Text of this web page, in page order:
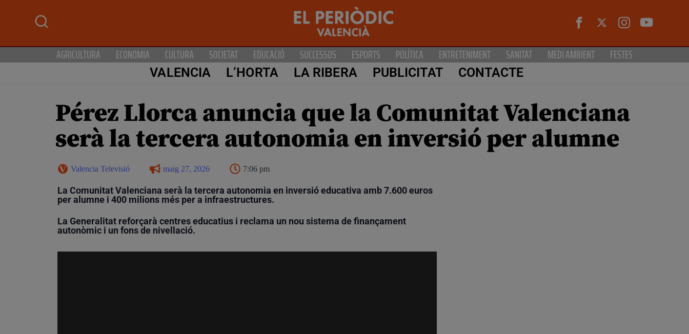
AGRICULTURA ECONOMIA CULTURA SOCIETAT EDUCACIÓ SUCCESSOS ESPORTS POLÍTICA ENTRETENIMENT SANITAT MEDI AMBIENT FESTES
VALENCIA L’HORTA LA RIBERA PUBLICITAT CONTACTE
Pérez Llorca anuncia que la Comunitat Valenciana
serà la tercera autonomia en inversió per alumne
Valencia Televisió maig 27, 2026 7:06 pm
La Comunitat Valenciana serà la tercera autonomia en inversió educativa amb 7.600 euros
per alumne i 400 milions més per a infraestructures.
La Generalitat reforçarà centres educatius i reclama un nou sistema de finançament
autonòmic i un fons de nivellació.